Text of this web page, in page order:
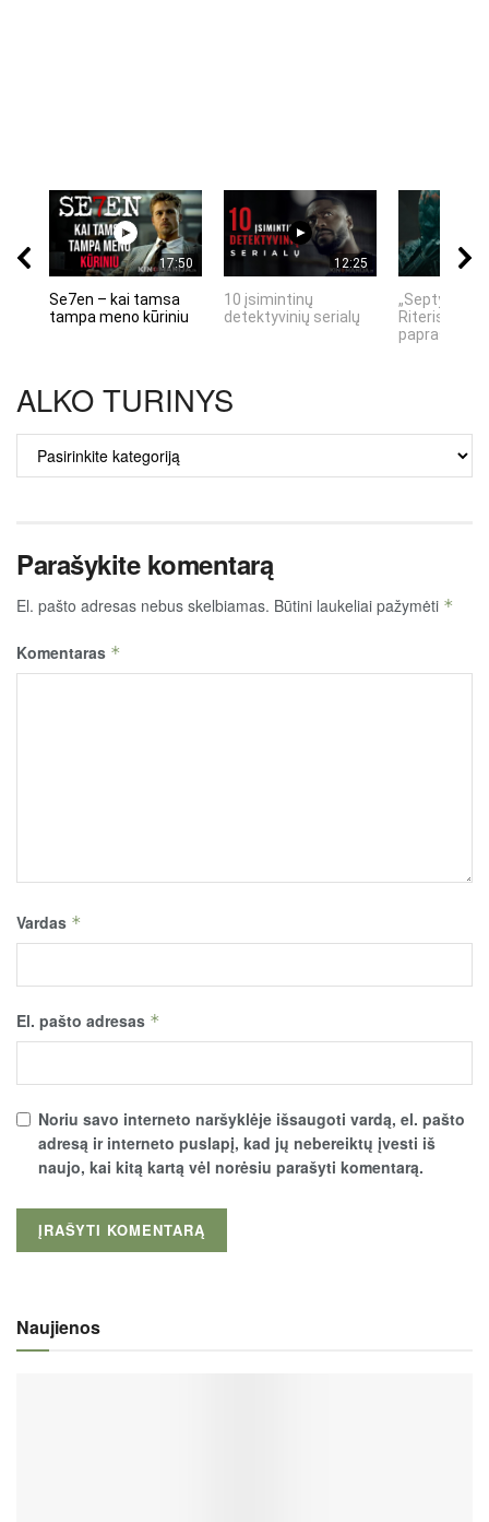
17:50
Se7en – kai tamsa
tampa meno kūriniu
12:25
10 įsimintinų
detektyvinių serialų
„Septynių
Riteris" – kai
ALKO TURINYS
ALKO
TURINYS
Parašykite komentarą
El. pašto adresas nebus skelbiamas. Būtini laukeliai pažymėti *
Komentaras *
Vardas *
El. pašto adresas *
Noriu savo interneto naršyklėje išsaugoti vardą, el. pašto
adresą ir interneto puslapį, kad jų nebereiktų įvesti iš
naujo, kai kitą kartą vėl norėsiu parašyti komentarą.
Naujienos